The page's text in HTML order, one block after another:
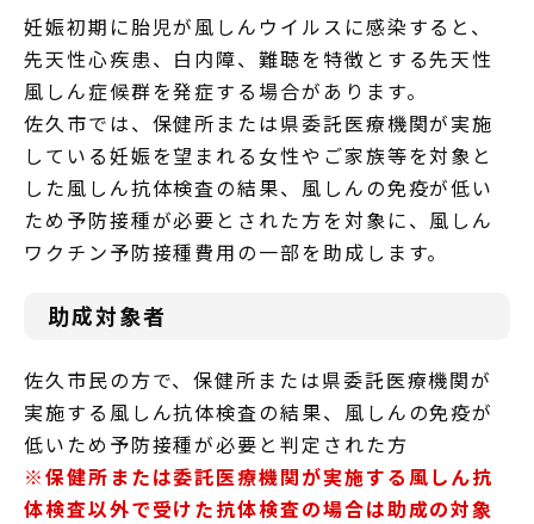
妊娠初期に胎児が風しんウイルスに感染すると、
先天性心疾患、白内障、難聴を特徴とする先天性
風しん症候群を発症する場合があります。
佐久市では、保健所または県委託医療機関が実施
している妊娠を望まれる女性やご家族等を対象と
した風しん抗体検査の結果、風しんの免疫が低い
ため予防接種が必要とされた方を対象に、風しん
ワクチン予防接種費用の一部を助成します。
助成対象者
佐久市民の方で、保健所または県委託医療機関が
実施する風しん抗体検査の結果、風しんの免疫が
低いため予防接種が必要と判定された方
※保健所または委託医療機関が実施する風しん抗
体検査以外で受けた抗体検査の場合は助成の対象